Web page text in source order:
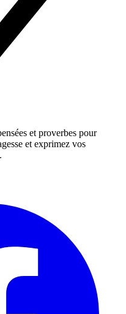
et proverbes pour
et exprimez vos